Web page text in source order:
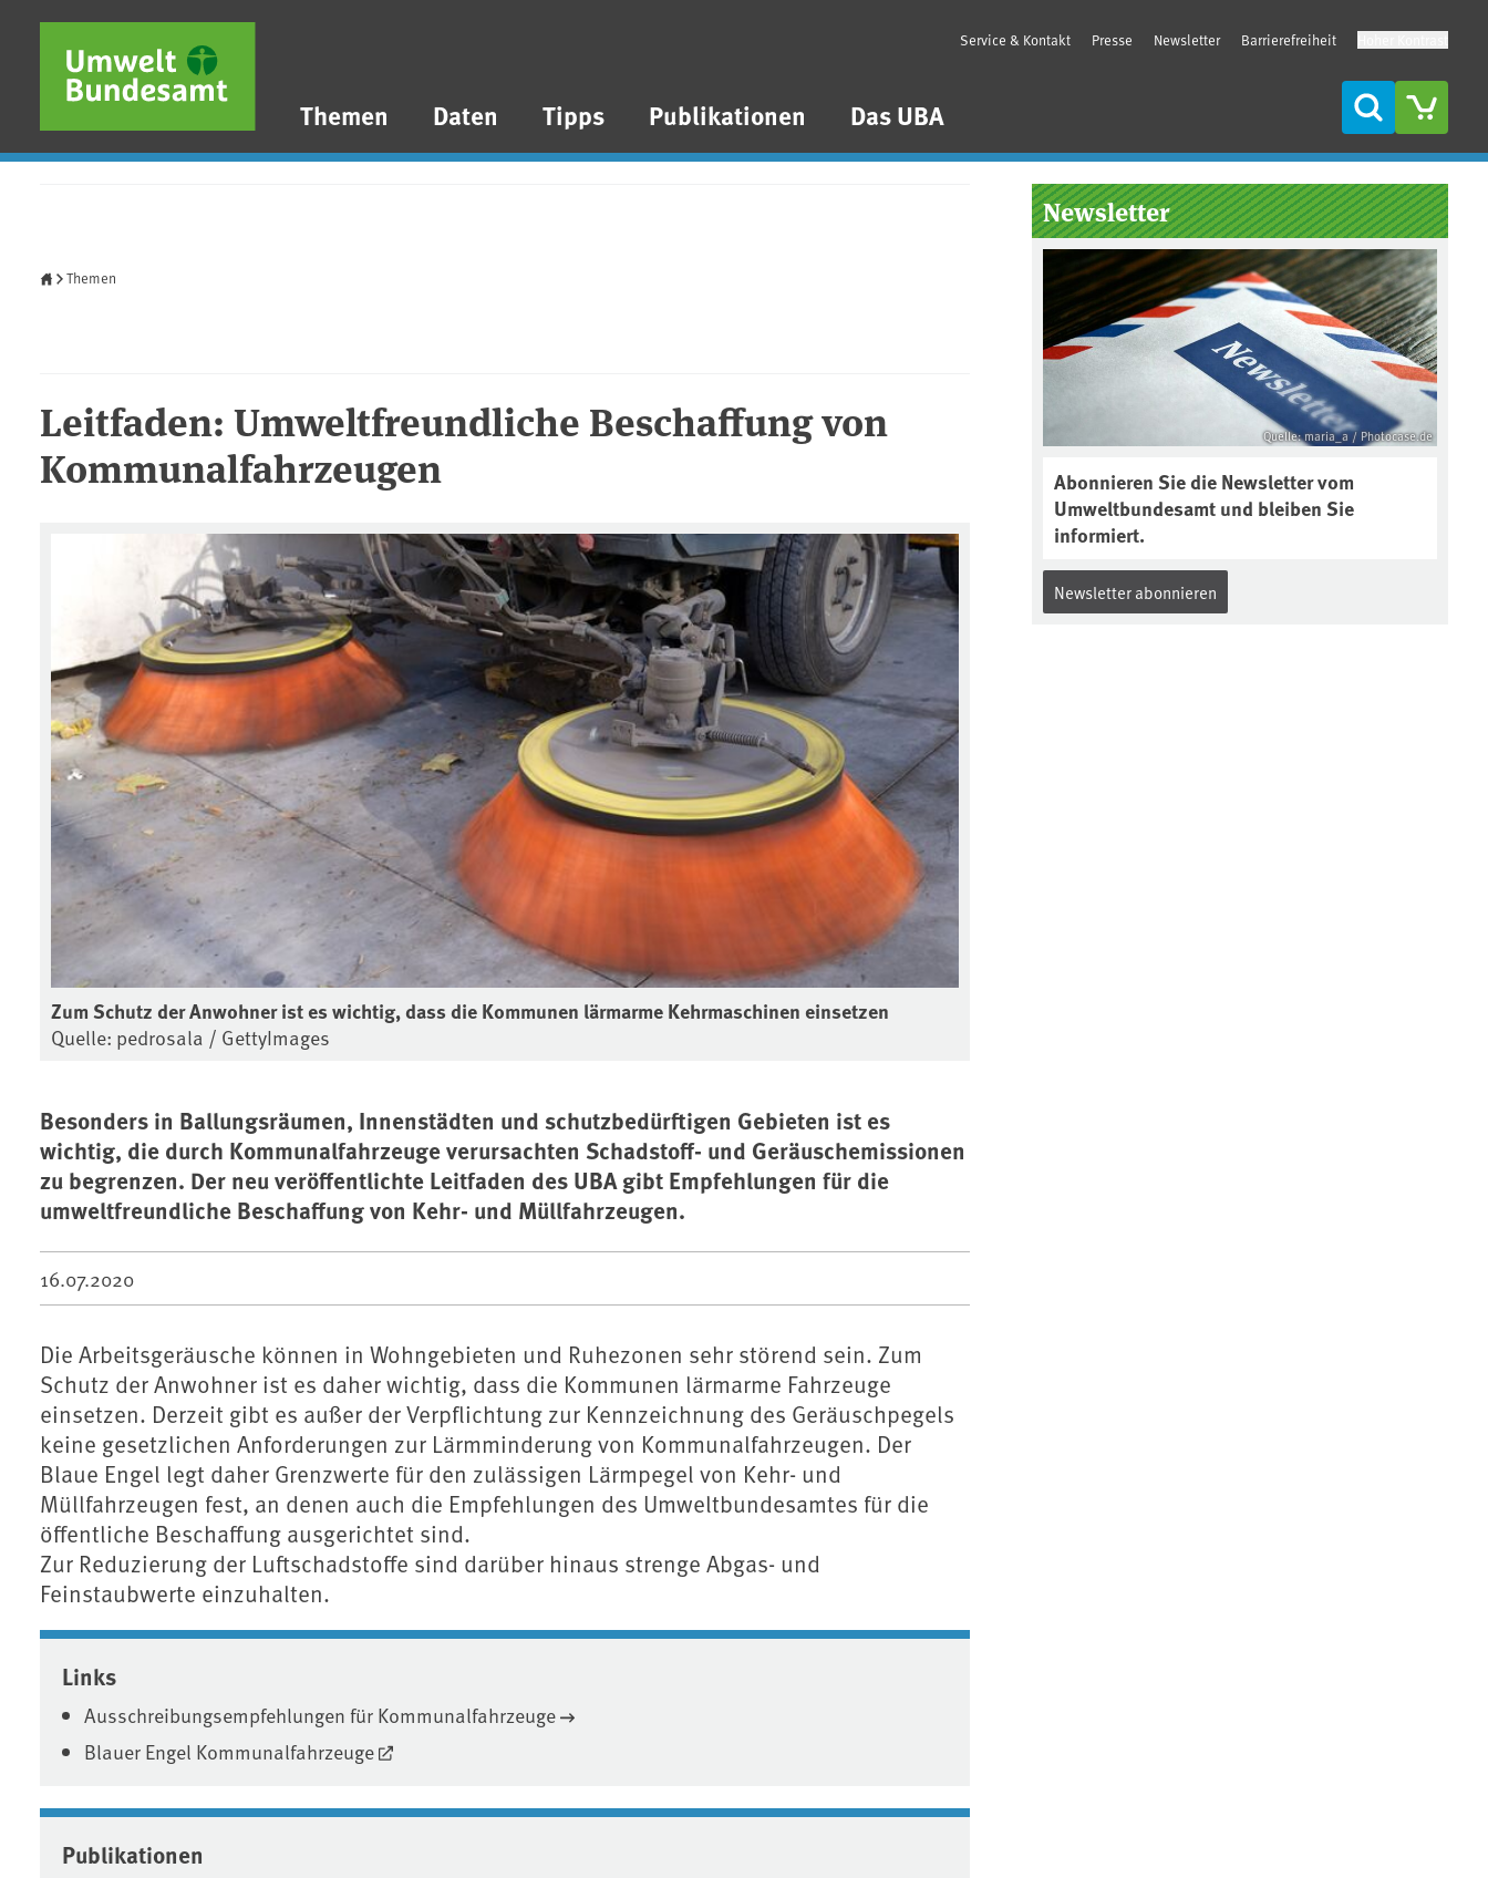
Direkt zum Inhalt
Direkt zum Hauptmenü
Direkt zur Fußzeile
Themen Daten Tipps Publikationen Das UBA
Service & Kontakt Presse Newsletter Barrierefreiheit
Suche
Themen
Leitfaden: Umweltfreundliche Beschaffung von
Kommunalfahrzeugen
Zum Schutz der Anwohner ist es wichtig, dass die Kommunen lärmarme Kehrmaschinen einsetzen
Quelle: pedrosala / GettyImages
Besonders in Ballungsräumen, Innenstädten und schutzbedürftigen Gebieten ist es
wichtig, die durch Kommunalfahrzeuge verursachten Schadstoff- und Geräuschemissionen
zu begrenzen. Der neu veröffentlichte Leitfaden des UBA gibt Empfehlungen für die
umweltfreundliche Beschaffung von Kehr- und Müllfahrzeugen.
16.07.2020
Die Arbeitsgeräusche können in Wohngebieten und Ruhezonen sehr störend sein. Zum
Schutz der Anwohner ist es daher wichtig, dass die Kommunen lärmarme Fahrzeuge
einsetzen. Derzeit gibt es außer der Verpflichtung zur Kennzeichnung des Geräuschpegels
keine gesetzlichen Anforderungen zur Lärmminderung von Kommunalfahrzeugen. Der
Blaue Engel legt daher Grenzwerte für den zulässigen Lärmpegel von Kehr- und
Müllfahrzeugen fest, an denen auch die Empfehlungen des Umweltbundesamtes für die
öffentliche Beschaffung ausgerichtet sind.
Zur Reduzierung der Luftschadstoffe sind darüber hinaus strenge Abgas- und
Feinstaubwerte einzuhalten.
Associated content
Links
Ausschreibungsempfehlungen für Kommunalfahrzeuge
Blauer Engel Kommunalfahrzeuge
Publikationen
Seitenleiste
Newsletter
Quelle: maria_a / Photocase.de
Abonnieren Sie die Newsletter vom
Umweltbundesamt und bleiben Sie
informiert.
Newsletter abonnieren